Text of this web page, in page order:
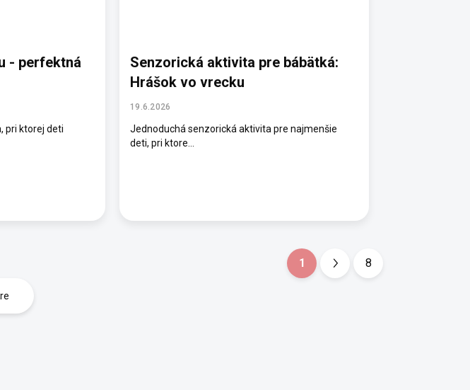
- perfektná
pri ktorej deti
Senzorická aktivita pre bábätká:
Hrášok vo vrecku
19.6.2026
Jednoduchá senzorická aktivita pre najmenšie
deti, pri ktore...
1 8